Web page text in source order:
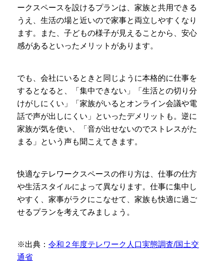
ークスペースを設けるプランは、家族と共用できる
うえ、生活の場と近いので家事と両立しやすくなり
ます。また、子どもの様子が見えることから、安心
感があるといったメリットがあります。
でも、会社にいるときと同じように本格的に仕事を
するとなると、「集中できない」「生活との切り分
けがしにくい」「家族がいるとオンライン会議や電
話で声が出しにくい」といったデメリットも。逆に
家族が気を使い、「音が出せないのでストレスがた
まる」という声も聞こえてきます。
快適なテレワークスペースの作り方は、仕事の仕方
や生活スタイルによって異なります。仕事に集中し
やすく、家事がラクにこなせて、家族も快適に過ご
せるプランを考えてみましょう。
※出典： 令和２年度テレワーク人口実態調査/国土交
通省